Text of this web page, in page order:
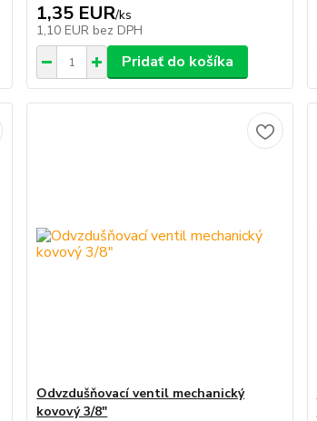
1,35 EUR/ks
1,10 EUR bez DPH
Pridať do košíka
Odvzdušňovací ventil mechanický
kovový 3/8"